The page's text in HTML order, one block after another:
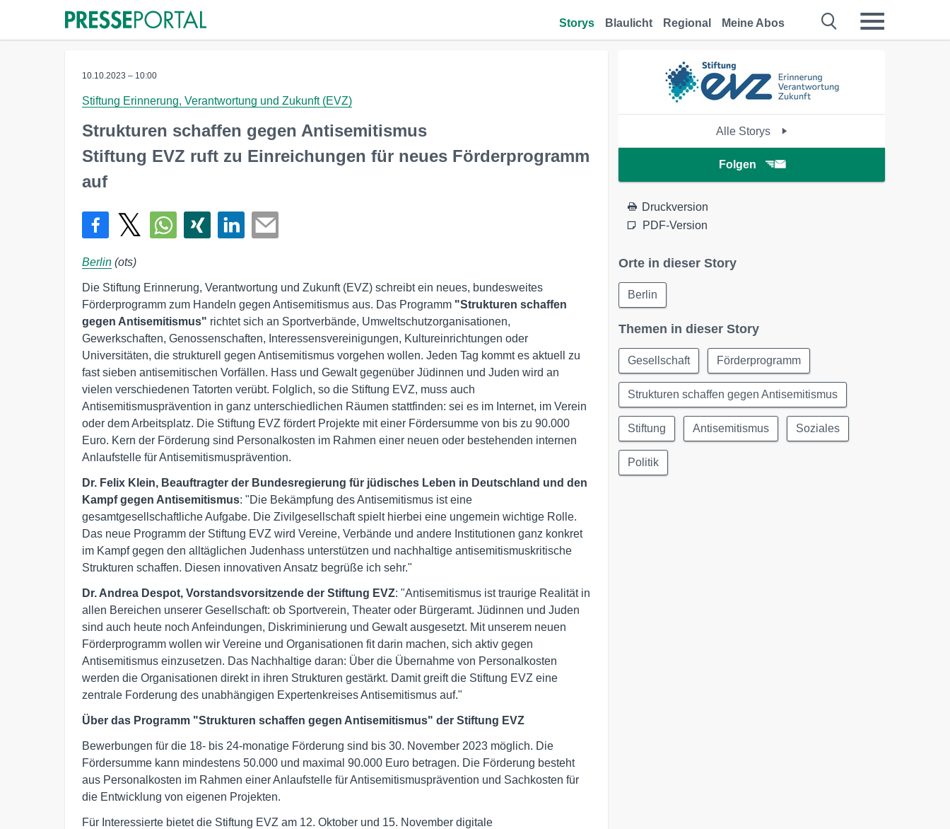
Storys Blaulicht Regional Meine Abos
10.10.2023 – 10:00
Stiftung Erinnerung, Verantwortung und Zukunft (EVZ)
Strukturen schaffen gegen Antisemitismus
Stiftung EVZ ruft zu Einreichungen für neues Förderprogramm
auf
Berlin (ots)
Die Stiftung Erinnerung, Verantwortung und Zukunft (EVZ) schreibt ein neues, bundesweites
Förderprogramm zum Handeln gegen Antisemitismus aus. Das Programm "Strukturen schaffen
gegen Antisemitismus" richtet sich an Sportverbände, Umweltschutzorganisationen,
Gewerkschaften, Genossenschaften, Interessensvereinigungen, Kultureinrichtungen oder
Universitäten, die strukturell gegen Antisemitismus vorgehen wollen. Jeden Tag kommt es aktuell zu
fast sieben antisemitischen Vorfällen. Hass und Gewalt gegenüber Jüdinnen und Juden wird an
vielen verschiedenen Tatorten verübt. Folglich, so die Stiftung EVZ, muss auch
Antisemitismusprävention in ganz unterschiedlichen Räumen stattfinden: sei es im Internet, im Verein
oder dem Arbeitsplatz. Die Stiftung EVZ fördert Projekte mit einer Fördersumme von bis zu 90.000
Euro. Kern der Förderung sind Personalkosten im Rahmen einer neuen oder bestehenden internen
Anlaufstelle für Antisemitismusprävention.
Dr. Felix Klein, Beauftragter der Bundesregierung für jüdisches Leben in Deutschland und den
Kampf gegen Antisemitismus: "Die Bekämpfung des Antisemitismus ist eine
gesamtgesellschaftliche Aufgabe. Die Zivilgesellschaft spielt hierbei eine ungemein wichtige Rolle.
Das neue Programm der Stiftung EVZ wird Vereine, Verbände und andere Institutionen ganz konkret
im Kampf gegen den alltäglichen Judenhass unterstützen und nachhaltige antisemitismuskritische
Strukturen schaffen. Diesen innovativen Ansatz begrüße ich sehr."
Dr. Andrea Despot, Vorstandsvorsitzende der Stiftung EVZ: "Antisemitismus ist traurige Realität in
allen Bereichen unserer Gesellschaft: ob Sportverein, Theater oder Bürgeramt. Jüdinnen und Juden
sind auch heute noch Anfeindungen, Diskriminierung und Gewalt ausgesetzt. Mit unserem neuen
Förderprogramm wollen wir Vereine und Organisationen fit darin machen, sich aktiv gegen
Antisemitismus einzusetzen. Das Nachhaltige daran: Über die Übernahme von Personalkosten
werden die Organisationen direkt in ihren Strukturen gestärkt. Damit greift die Stiftung EVZ eine
zentrale Forderung des unabhängigen Expertenkreises Antisemitismus auf."
Über das Programm "Strukturen schaffen gegen Antisemitismus" der Stiftung EVZ
Bewerbungen für die 18- bis 24-monatige Förderung sind bis 30. November 2023 möglich. Die
Fördersumme kann mindestens 50.000 und maximal 90.000 Euro betragen. Die Förderung besteht
aus Personalkosten im Rahmen einer Anlaufstelle für Antisemitismusprävention und Sachkosten für
die Entwicklung von eigenen Projekten.
Für Interessierte bietet die Stiftung EVZ am 12. Oktober und 15. November digitale
Alle Storys
Folgen
Druckversion
PDF-Version
Orte in dieser Story
Berlin
Themen in dieser Story
Gesellschaft Förderprogramm
Strukturen schaffen gegen Antisemitismus
Stiftung Antisemitismus Soziales
Politik